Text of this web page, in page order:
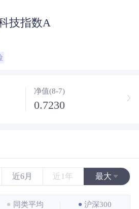
技指数A
净值(8-7)
0.7230
近6月 近1年 最大
近3年
同类平均 沪深300